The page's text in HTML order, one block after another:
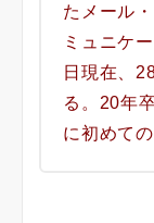
たメール
ミュニケ
日現在、
る。20年
に初めて